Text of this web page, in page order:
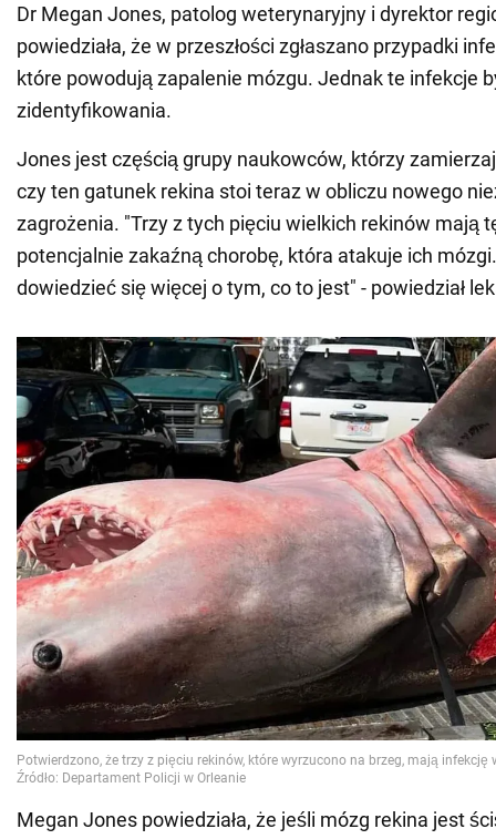
Dr Megan Jones, patolog weterynaryjny i dyrektor
powiedziała, że w przeszłości zgłaszano przypadki
które powodują zapalenie mózgu. Jednak te infekcje
zidentyfikowania.
Jones jest częścią grupy naukowców, którzy
czy ten gatunek rekina stoi teraz w obliczu nowego
zagrożenia. "Trzy z tych pięciu wielkich rekinów mają
potencjalnie zakaźną chorobę, która atakuje ich
dowiedzieć się więcej o tym, co to jest" - powiedział
Megan Jones powiedziała, że jeśli mózg rekina jest